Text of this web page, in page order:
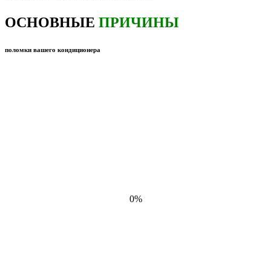
ОСНОВНЫЕ ПРИЧИНЫ
поломки вашего кондиционера
0%